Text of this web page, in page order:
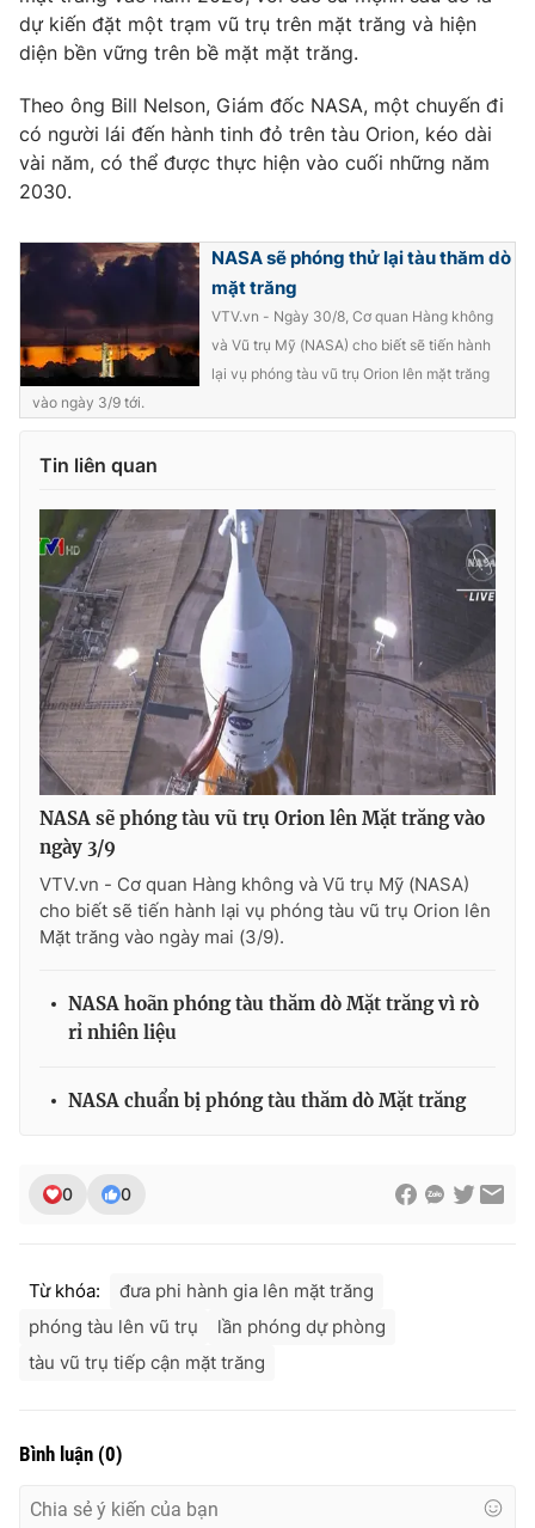
dự kiến ​​đặt một trạm vũ trụ trên mặt trăng và hiện
diện bền vững trên bề mặt mặt trăng.
Theo ông Bill Nelson, Giám đốc NASA, một chuyến đi
có người lái đến hành tinh đỏ trên tàu Orion, kéo dài
vài năm, có thể được thực hiện vào cuối những năm
2030.
NASA sẽ phóng thử lại tàu thăm dò
mặt trăng
VTV.vn - Ngày 30/8, Cơ quan Hàng không
và Vũ trụ Mỹ (NASA) cho biết sẽ tiến hành
lại vụ phóng tàu vũ trụ Orion lên mặt trăng
vào ngày 3/9 tới.
Tin liên quan
NASA sẽ phóng tàu vũ trụ Orion lên Mặt trăng vào
ngày 3/9
VTV.vn - Cơ quan Hàng không và Vũ trụ Mỹ (NASA)
cho biết sẽ tiến hành lại vụ phóng tàu vũ trụ Orion lên
Mặt trăng vào ngày mai (3/9).
NASA hoãn phóng tàu thăm dò Mặt trăng vì rò
rỉ nhiên liệu
NASA chuẩn bị phóng tàu thăm dò Mặt trăng
0 0
Từ khóa:
đưa phi hành gia lên mặt trăng
phóng tàu lên vũ trụ
lần phóng dự phòng
tàu vũ trụ tiếp cận mặt trăng
Bình luận (0)